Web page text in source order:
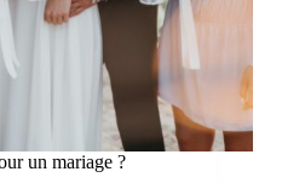
un mariage ?